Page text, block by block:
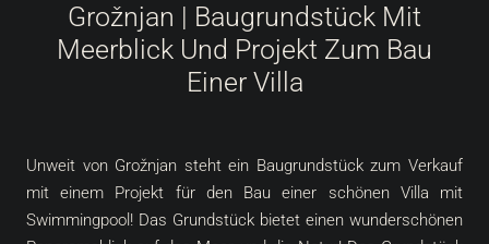
Grožnjan | Baugrundstück Mit
Meerblick Und Projekt Zum Bau
Einer Villa
Unweit von Grožnjan steht ein Baugrundstück zum Verkauf
mit einem Projekt für den Bau einer schönen Villa mit
Swimmingpool! Das Grundstück bietet einen wunderschönen